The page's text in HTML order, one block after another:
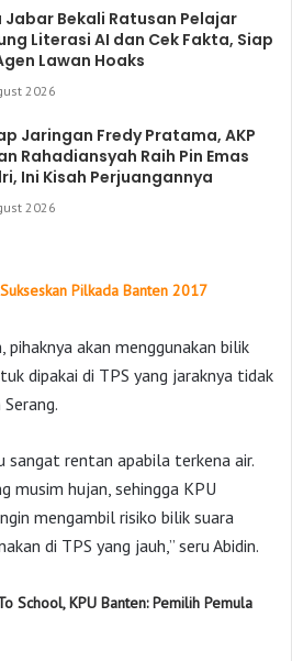
Jabar Bekali Ratusan Pelajar
Literasi AI dan Cek Fakta, Siap
Lawan Hoaks
2026
Jaringan Fredy Pratama, AKP
Rahadiansyah Raih Pin Emas
Ini Kisah Perjuangannya
2026
Pilkada Banten 2017
akan menggunakan bilik
dipakai di TPS yang jaraknya tidak
sangat rentan apabila terkena air.
musim hujan, sehingga KPU
mengambil risiko bilik suara
di TPS yang jauh,” seru Abidin.
School, KPU Banten: Pemilih Pemula